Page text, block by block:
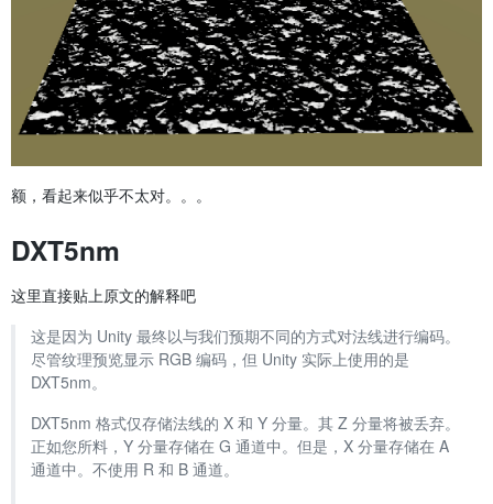
额，看起来似乎不太对。。。
DXT5nm
这里直接贴上原文的解释吧
这是因为 Unity 最终以与我们预期不同的方式对法线进行编码。
尽管纹理预览显示 RGB 编码，但 Unity 实际上使用的是
DXT5nm。
DXT5nm 格式仅存储法线的 X 和 Y 分量。其 Z 分量将被丢弃。
正如您所料，Y 分量存储在 G 通道中。但是，X 分量存储在 A
通道中。不使用 R 和 B 通道。